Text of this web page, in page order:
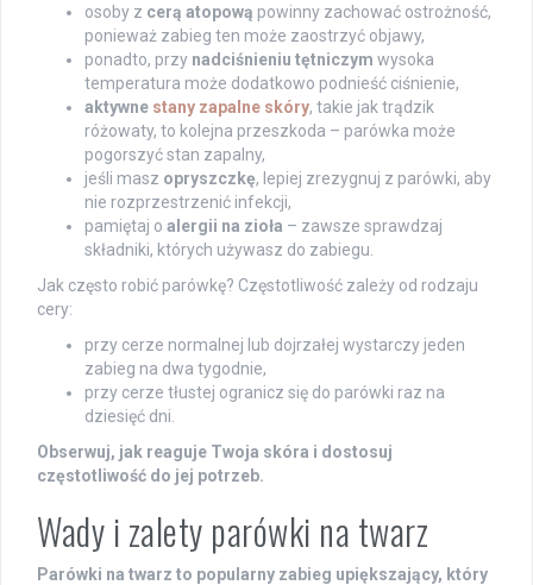
osoby z cerą atopową powinny zachować ostrożność,
ponieważ zabieg ten może zaostrzyć objawy,
ponadto, przy nadciśnieniu tętniczym wysoka
temperatura może dodatkowo podnieść ciśnienie,
aktywne stany zapalne skóry, takie jak trądzik
różowaty, to kolejna przeszkoda – parówka może
pogorszyć stan zapalny,
jeśli masz opryszczkę, lepiej zrezygnuj z parówki, aby
nie rozprzestrzenić infekcji,
pamiętaj o alergii na zioła – zawsze sprawdzaj
składniki, których używasz do zabiegu.
Jak często robić parówkę? Częstotliwość zależy od rodzaju
cery:
przy cerze normalnej lub dojrzałej wystarczy jeden
zabieg na dwa tygodnie,
przy cerze tłustej ogranicz się do parówki raz na
dziesięć dni.
Obserwuj, jak reaguje Twoja skóra i dostosuj
częstotliwość do jej potrzeb.
Wady i zalety parówki na twarz
Parówki na twarz to popularny zabieg upiększający, który